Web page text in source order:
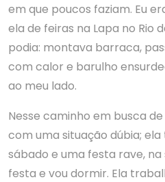
em que poucos faziam. Eu
ela de feiras na Lapa no Rio
podia: montava barraca,
com calor e barulho
ao meu lado.
Nesse caminho em busca
com uma situação dúbia;
sábado e uma festa rave, na
festa e vou dormir. Ela